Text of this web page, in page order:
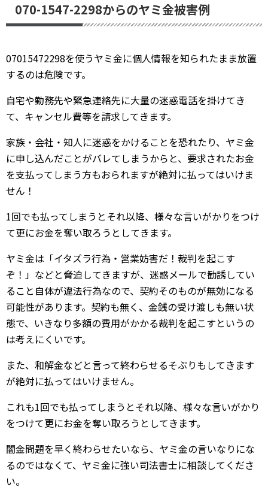
070-1547-2298からのヤミ金被害例
07015472298を使うヤミ金に個人情報を知られたまま放置
するのは危険です。
自宅や勤務先や緊急連絡先に大量の迷惑電話を掛けてき
て、キャンセル費等を請求してきます。
家族・会社・知人に迷惑をかけることを恐れたり、ヤミ金
に申し込んだことがバレてしまうからと、要求されたお金
を支払ってしまう方もおられますが絶対に払ってはいけま
せん！
1回でも払ってしまうとそれ以降、様々な言いがかりをつけ
て更にお金を奪い取ろうとしてきます。
ヤミ金は「イタズラ行為・営業妨害だ！裁判を起こす
ぞ！」などと脅迫してきますが、迷惑メールで勧誘してい
ること自体が違法行為なので、契約そのものが無効になる
可能性があります。契約も無く、金銭の受け渡しも無い状
態で、いきなり多額の費用がかかる裁判を起こすというの
は考えにくいです。
また、和解金などと言って終わらせるそぶりもしてきます
が絶対に払ってはいけません。
これも1回でも払ってしまうとそれ以降、様々な言いがかり
をつけて更にお金を奪い取ろうとしてきます。
闇金問題を早く終わらせたいなら、ヤミ金の言いなりにな
るのではなくて、ヤミ金に強い司法書士に相談してくださ
い。